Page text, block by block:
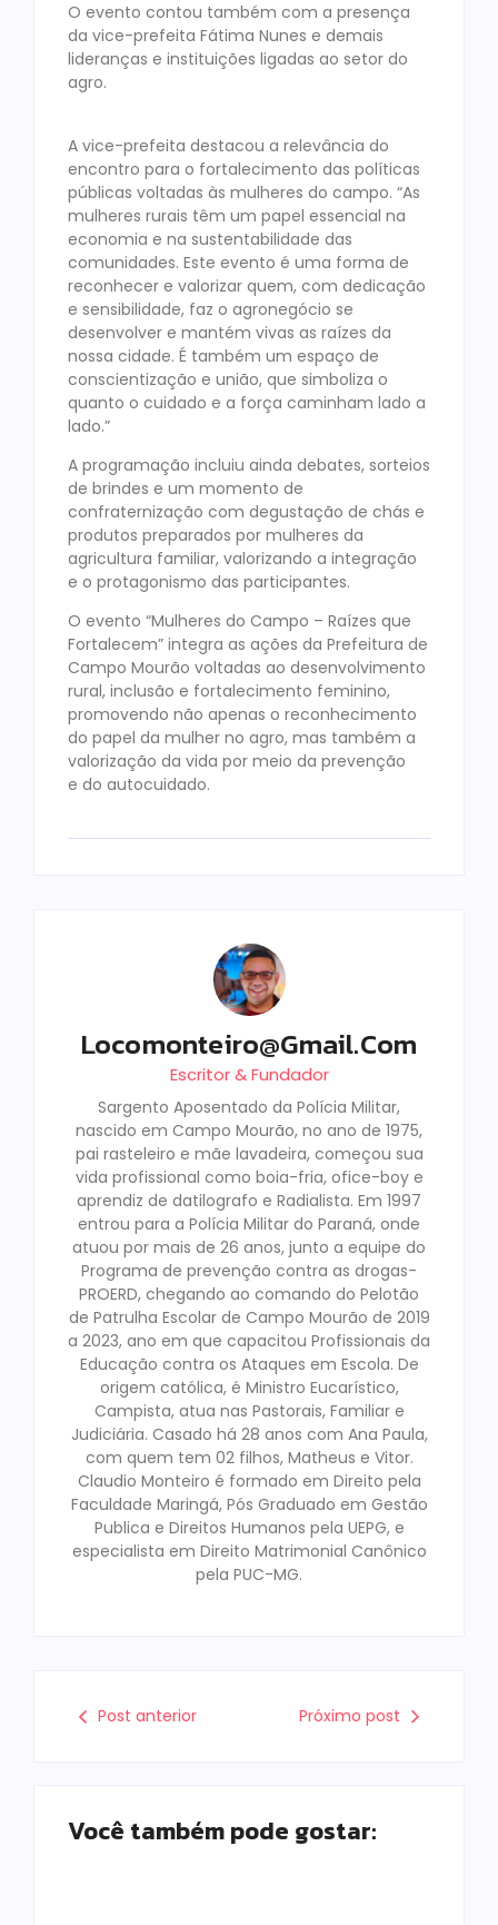
O evento contou também com a presença
da vice-prefeita Fátima Nunes e demais
lideranças e instituições ligadas ao setor do
agro.
A vice-prefeita destacou a relevância do
encontro para o fortalecimento das políticas
públicas voltadas às mulheres do campo. “As
mulheres rurais têm um papel essencial na
economia e na sustentabilidade das
comunidades. Este evento é uma forma de
reconhecer e valorizar quem, com dedicação
e sensibilidade, faz o agronegócio se
desenvolver e mantém vivas as raízes da
nossa cidade. É também um espaço de
conscientização e união, que simboliza o
quanto o cuidado e a força caminham lado a
lado.”
A programação incluiu ainda debates, sorteios
de brindes e um momento de
confraternização com degustação de chás e
produtos preparados por mulheres da
agricultura familiar, valorizando a integração
e o protagonismo das participantes.
O evento “Mulheres do Campo – Raízes que
Fortalecem” integra as ações da Prefeitura de
Campo Mourão voltadas ao desenvolvimento
rural, inclusão e fortalecimento feminino,
promovendo não apenas o reconhecimento
do papel da mulher no agro, mas também a
valorização da vida por meio da prevenção
e do autocuidado.
Locomonteiro@gmail.com
Escritor & Fundador
Sargento Aposentado da Polícia Militar,
nascido em Campo Mourão, no ano de 1975,
pai rasteleiro e mãe lavadeira, começou sua
vida profissional como boia-fria, ofice-boy e
aprendiz de datilografo e Radialista. Em 1997
entrou para a Polícia Militar do Paraná, onde
atuou por mais de 26 anos, junto a equipe do
Programa de prevenção contra as drogas-
PROERD, chegando ao comando do Pelotão
de Patrulha Escolar de Campo Mourão de 2019
a 2023, ano em que capacitou Profissionais da
Educação contra os Ataques em Escola. De
origem católica, é Ministro Eucarístico,
Campista, atua nas Pastorais, Familiar e
Judiciária. Casado há 28 anos com Ana Paula,
com quem tem 02 filhos, Matheus e Vitor.
Claudio Monteiro é formado em Direito pela
Faculdade Maringá, Pós Graduado em Gestão
Publica e Direitos Humanos pela UEPG, e
especialista em Direito Matrimonial Canônico
pela PUC-MG.
Post anterior Próximo post
Você também pode gostar: